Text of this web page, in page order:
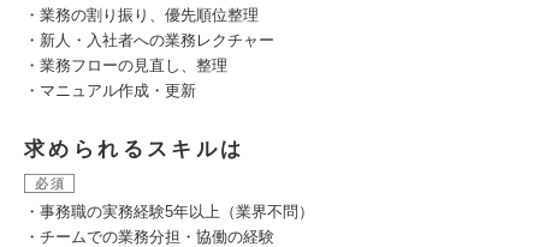
・業務の割り振り、優先順位整理
・新人・入社者への業務レクチャー
・業務フローの見直し、整理
・マニュアル作成・更新
求められるスキルは
必須
・事務職の実務経験5年以上（業界不問）
・チームでの業務分担・協働の経験